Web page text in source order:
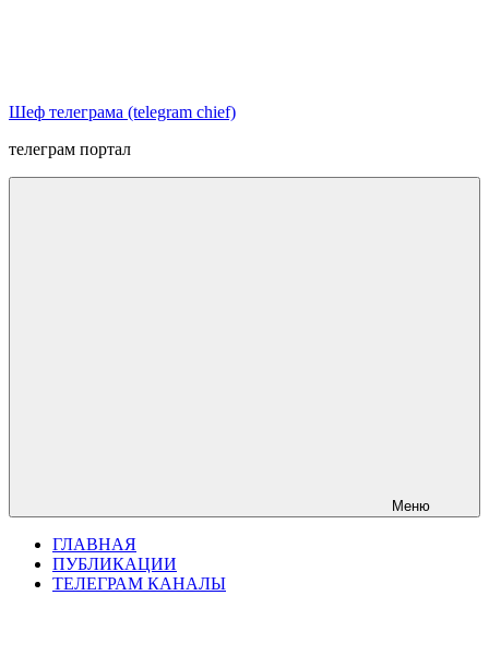
Шеф телеграма (telegram chief)
телеграм портал
Меню
ГЛАВНАЯ
ПУБЛИКАЦИИ
ТЕЛЕГРАМ КАНАЛЫ